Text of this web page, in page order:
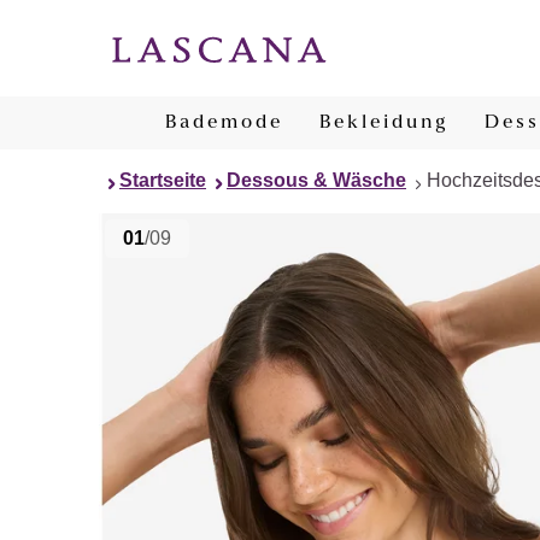
Bademode Bekleidung
Startseite Dessous & Wäsche
01/09